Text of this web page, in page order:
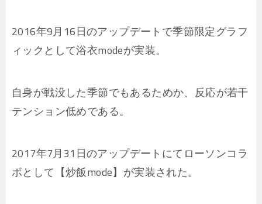
2016年9月16日のアップデートで季節限定グラフ
ィックとして浴衣modeが実装。
自身が戦没した季節でもあるためか、反応が若干
テンション低めである。
2017年7月31日のアップデートにてローソンコラ
ボとして【炒飯mode】が実装された。